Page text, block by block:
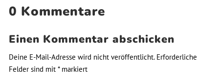
0 Kommentare
Einen Kommentar abschicken
Deine E-Mail-Adresse wird nicht veröffentlicht. Erforderliche
Felder sind mit *markiert